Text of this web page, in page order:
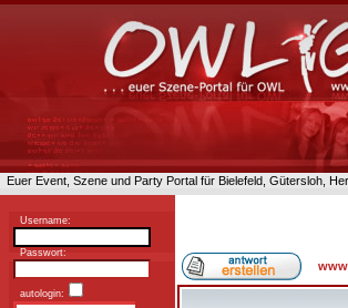
Euer Event, Szene und Party Portal für Bielefeld, Gütersloh,
Username:
Passwort:
autologin: